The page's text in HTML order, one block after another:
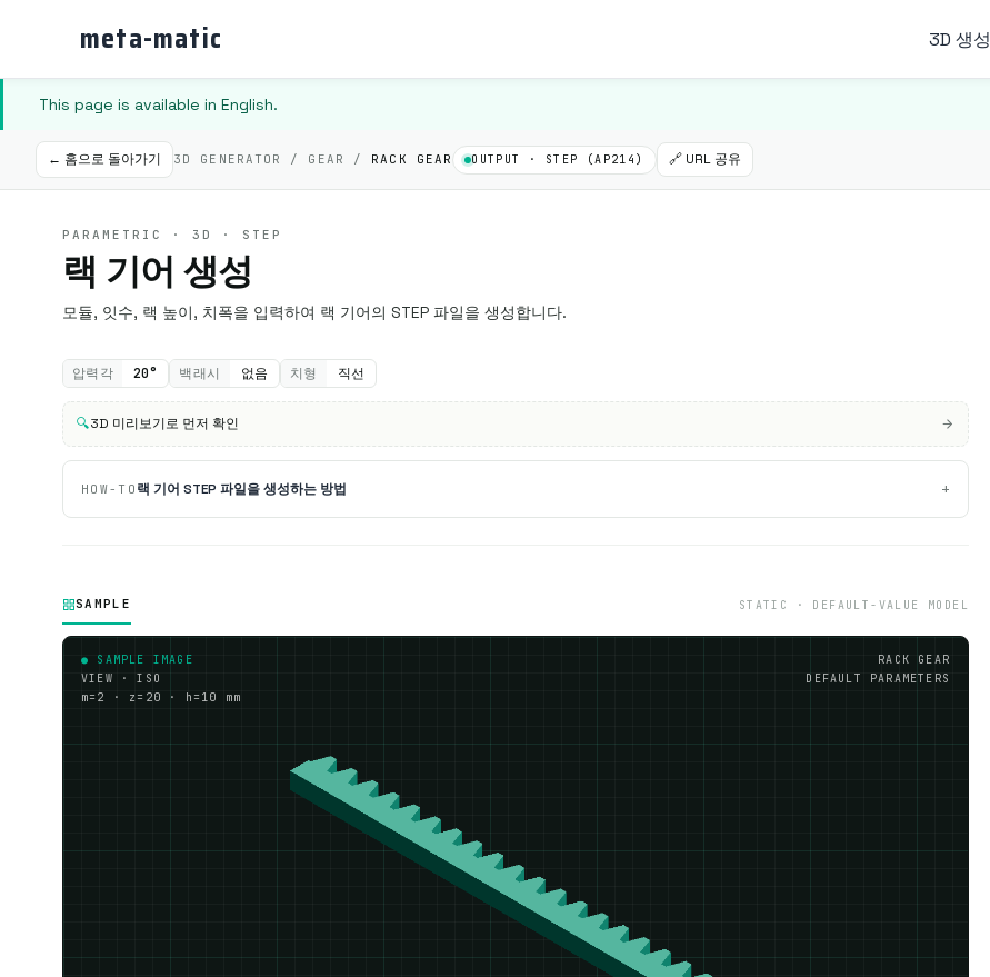
meta-matic 3D 생성
This page is available in English.
← 홈으로 돌아가기 3D GENERATOR / GEAR / RACK GEAR OUTPUT · STEP (AP214) 🔗 URL 공유
PARAMETRIC · 3D · STEP
랙 기어 생성
모듈, 잇수, 랙 높이, 치폭을 입력하여 랙 기어의 STEP 파일을 생성합니다.
압력각 20° 백래시 없음 치형 직선
🔍3D 미리보기로 먼저 확인
HOW-TO 랙 기어 STEP 파일을 생성하는 방법 +
SAMPLE STATIC · DEFAULT-VALUE MODEL
● SAMPLE IMAGE
VIEW · ISO
m=2 · z=20 · h=10 mm
RACK GEAR
DEFAULT PARAMETERS